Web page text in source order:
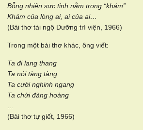
Bỗng nhiên sực tỉnh nằm trong “khám”
Khám của lòng ai, ai của ai…
(Bài thơ tái ngộ Dưỡng trí viện, 1966)
Trong một bài thơ khác, ông viết:
Ta đi lang thang
Ta nói tàng tàng
Ta cười nghinh ngang
Ta chửi đàng hoàng
(Bài thơ tự giết, 1966)